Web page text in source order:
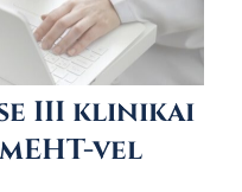
III klinikai
vel